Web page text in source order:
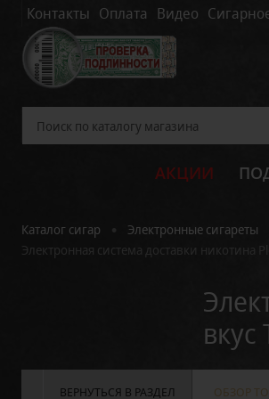
Контакты Оплата Видео
АКЦИИ
Каталог сигар Электронные сигареты
Электронная система доставки никотина
вкус
ВЕРНУТЬСЯ В РАЗДЕЛ ОБЗОР